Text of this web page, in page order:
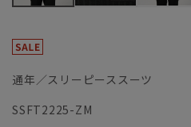
通年／スリーピーススーツ
SSFT2225-ZM